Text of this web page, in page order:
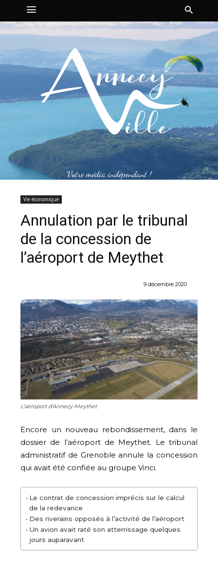
Votre média indépendant !
Vie économique
Annulation par le tribunal
de la concession de
l’aéroport de Meythet
9 décembre 2020
L'aéroport d'Annecy-Meythet
Encore un nouveau rebondissement, dans le
dossier de l’aéroport de Meythet. Le tribunal
administratif de Grenoble annule la concession
qui avait été confiée au groupe Vinci.
Le contrat de concession imprécis sur le calcul
de la redevance
Des riverains opposés à l’activité de l’aéroport
Un avion avait raté son atterrissage quelques
jours auparavant